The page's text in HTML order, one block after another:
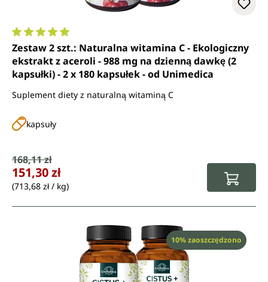
Średnia ocena 5 z 5 gwiazdek
Zestaw 2 szt.: Naturalna witamina C - Ekologiczny
ekstrakt z aceroli - 988 mg na dzienną dawkę (2
kapsułki) - 2 x 180 kapsułek - od Unimedica
Suplement diety z naturalną witaminą C
kapsuły
Cena sprzedaży:
Cena regularna:
168,11 zł
151,30 zł
(713,68 zł / kg)
Rabat
10% zaoszczędzono